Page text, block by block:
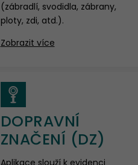
(zábradlí, svodidla, zábrany,
ploty, zdi, atd.).
Zobrazit více
DOPRAVNÍ
ZNAČENÍ (DZ)
Aplikace slouží k evidenci